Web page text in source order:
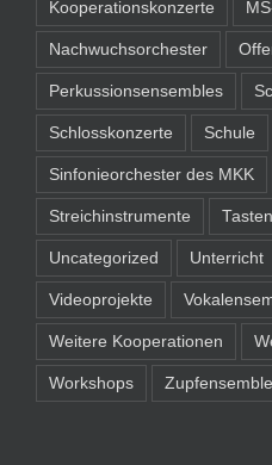
Kooperationskonzerte
Nachwuchsorchester
Perkussionsensembles
Schlosskonzerte Schule
Sinfonieorchester des MKK
Streichinstrumente
Uncategorized Unterricht
Videoprojekte
Weitere Kooperationen
Workshops